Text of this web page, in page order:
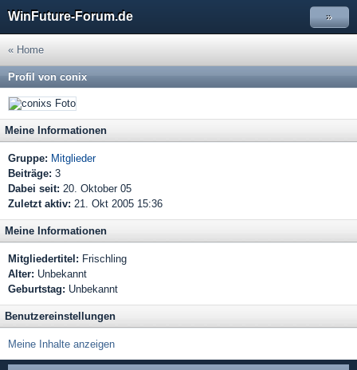
WinFuture-Forum.de »
« Home
Profil von conix
Meine Informationen
Gruppe: Mitglieder
Beiträge: 3
Dabei seit: 20. Oktober 05
Zuletzt aktiv: 21. Okt 2005 15:36
Meine Informationen
Mitgliedertitel: Frischling
Alter: Unbekannt
Geburtstag: Unbekannt
Benutzereinstellungen
Meine Inhalte anzeigen